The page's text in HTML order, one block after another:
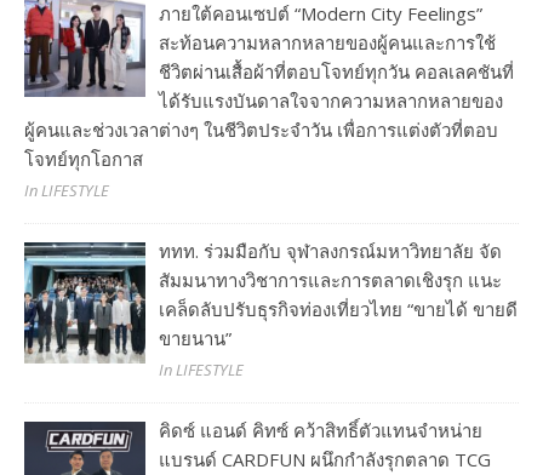
ภายใต้คอนเซปต์ “Modern City Feelings”
สะท้อนความหลากหลายของผู้คนและการใช้
ชีวิตผ่านเสื้อผ้าที่ตอบโจทย์ทุกวัน คอลเลคชันที่
ได้รับแรงบันดาลใจจากความหลากหลายของ
ผู้คนและช่วงเวลาต่างๆ ในชีวิตประจำวัน เพื่อการแต่งตัวที่ตอบ
โจทย์ทุกโอกาส
In LIFESTYLE
ททท. ร่วมมือกับ จุฬาลงกรณ์มหาวิทยาลัย จัด
สัมมนาทางวิชาการและการตลาดเชิงรุก แนะ
เคล็ดลับปรับธุรกิจท่องเที่ยวไทย “ขายได้ ขายดี
ขายนาน”
In LIFESTYLE
คิดซ์ แอนด์ คิทซ์ คว้าสิทธิ์ตัวแทนจำหน่าย
แบรนด์ CARDFUN ผนึกกำลังรุกตลาด TCG